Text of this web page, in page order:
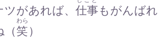
ツがあれば、 仕事もがんばれ
（笑
わら
）